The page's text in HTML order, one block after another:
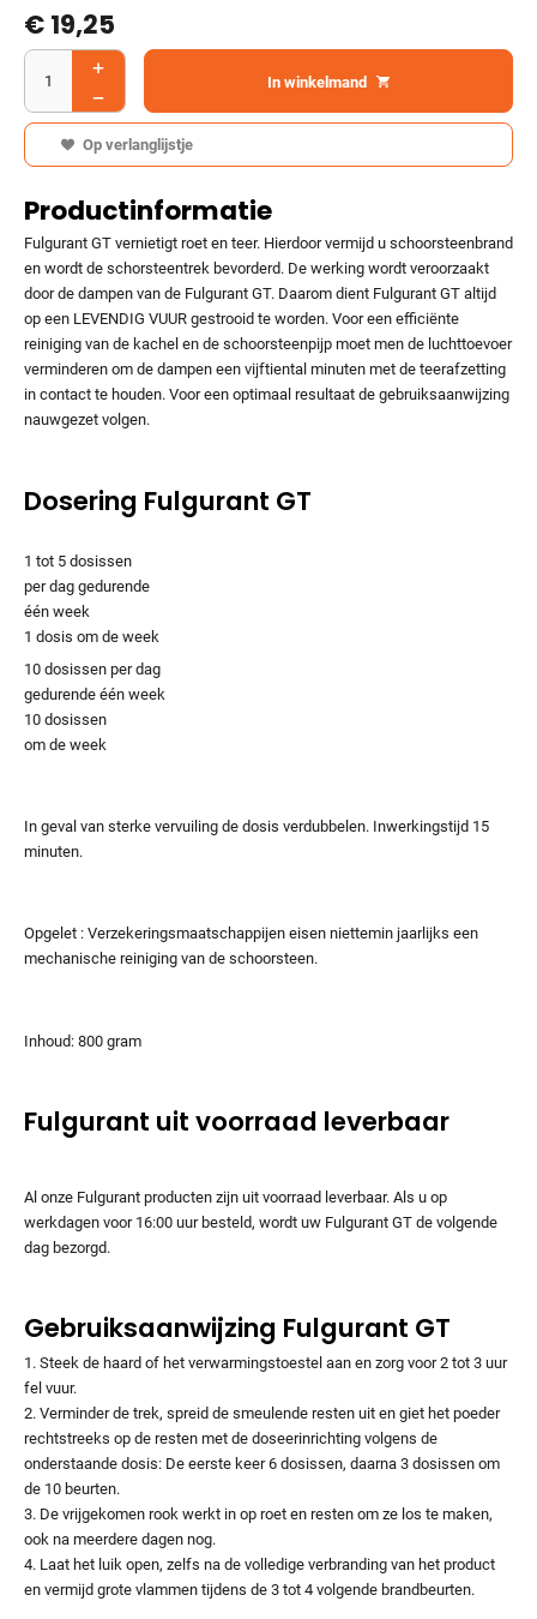
€19,25
In winkelmand
Op verlanglijstje
Productinformatie
Fulgurant GT vernietigt roet en teer. Hierdoor vermijd u schoorsteenbrand
en wordt de schorsteentrek bevorderd. De werking wordt veroorzaakt
door de dampen van de Fulgurant GT. Daarom dient Fulgurant GT altijd
op een LEVENDIG VUUR gestrooid te worden. Voor een efficiënte
reiniging van de kachel en de schoorsteenpijp moet men de luchttoevoer
verminderen om de dampen een vijftiental minuten met de teerafzetting
in contact te houden. Voor een optimaal resultaat de gebruiksaanwijzing
nauwgezet volgen.
Dosering Fulgurant GT
1 tot 5 dosissen
per dag gedurende
één week
1 dosis om de week
10 dosissen per dag
gedurende één week
10 dosissen
om de week
In geval van sterke vervuiling de dosis verdubbelen. Inwerkingstijd 15
minuten.
Opgelet : Verzekeringsmaatschappijen eisen niettemin jaarlijks een
mechanische reiniging van de schoorsteen.
Inhoud: 800 gram
Fulgurant uit voorraad leverbaar
Al onze Fulgurant producten zijn uit voorraad leverbaar. Als u op
werkdagen voor 16:00 uur besteld, wordt uw Fulgurant GT de volgende
dag bezorgd.
Gebruiksaanwijzing Fulgurant GT
1. Steek de haard of het verwarmingstoestel aan en zorg voor 2 tot 3 uur
fel vuur.
2. Verminder de trek, spreid de smeulende resten uit en giet het poeder
rechtstreeks op de resten met de doseerinrichting volgens de
onderstaande dosis: De eerste keer 6 dosissen, daarna 3 dosissen om
de 10 beurten.
3. De vrijgekomen rook werkt in op roet en resten om ze los te maken,
ook na meerdere dagen nog.
4. Laat het luik open, zelfs na de volledige verbranding van het product
en vermijd grote vlammen tijdens de 3 tot 4 volgende brandbeurten.